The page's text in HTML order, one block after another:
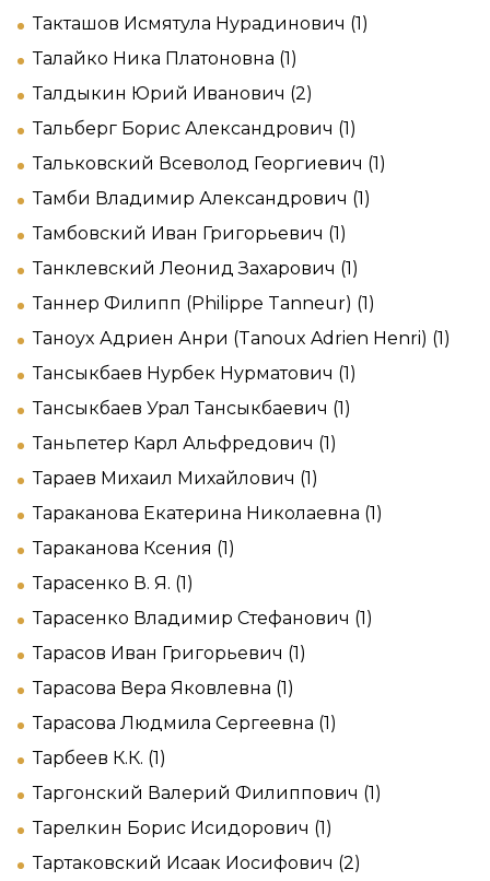
Такташов Исмятула Нурадинович (1)
Талайко Ника Платоновна (1)
Талдыкин Юрий Иванович (2)
Тальберг Борис Александрович (1)
Тальковский Всеволод Георгиевич (1)
Тамби Владимир Александрович (1)
Тамбовский Иван Григорьевич (1)
Танклевский Леонид Захарович (1)
Таннер Филипп (Philippe Tanneur) (1)
Таноуx Адpиен Анри (Tanoux Adrien Henri) (1)
Тансыкбаев Нурбек Нурматович (1)
Тансыкбаев Урал Тансыкбаевич (1)
Таньпетер Карл Альфредович (1)
Тараев Михаил Михайлович (1)
Тараканова Екатерина Николаевна (1)
Тараканова Ксения (1)
Тарасенко В. Я. (1)
Тарасенко Владимир Стефанович (1)
Тарасов Иван Григорьевич (1)
Тарасова Вера Яковлевна (1)
Тарасова Людмила Сергеевна (1)
Тарбеев К.К. (1)
Таргонский Валерий Филиппович (1)
Тарелкин Борис Исидорович (1)
Тартаковский Исаак Иосифович (2)